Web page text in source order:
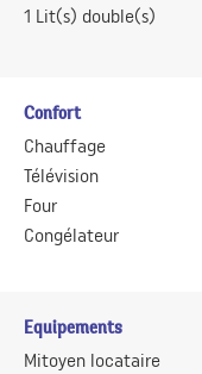
1 Lit(s) double(s)
Confort
Chauffage
Télévision
Four
Congélateur
Equipements
Mitoyen locataire